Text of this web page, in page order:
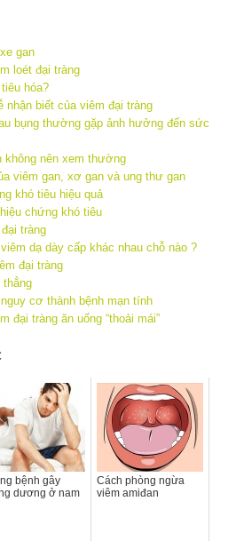
gan
loét đại tràng
hóa?
nhận biết của viêm đại tràng
bụng thường gặp ảnh hưởng đến sức
không nên xem thường
viêm gan, xơ gan và ung thư gan
khó tiêu hiệu quả
chứng khó tiêu
tràng
dạ dày cấp khác nhau chỗ nào ?
đại tràng
thẳng
cơ thành bệnh mạn tính
đại tràng ăn uống “thoải mái”
bệnh gây
dương ở nam
Cách phòng ngừa
viêm amiđan